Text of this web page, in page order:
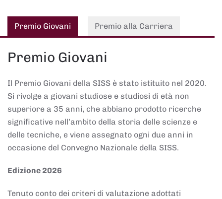
Premio Giovani Premio alla Carriera
Premio Giovani
Il Premio Giovani della SISS è stato istituito nel 2020.
Si rivolge a giovani studiose e studiosi di età non
superiore a 35 anni, che abbiano prodotto ricerche
significative nell’ambito della storia delle scienze e
delle tecniche, e viene assegnato ogni due anni in
occasione del Convegno Nazionale della SISS.
Edizione 2026
Tenuto conto dei criteri di valutazione adottati